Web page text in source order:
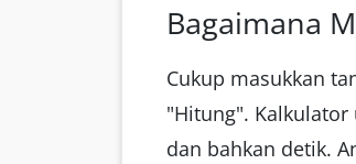
Bagaimana
Cukup masukkan
"Hitung".
dan bahkan detik.